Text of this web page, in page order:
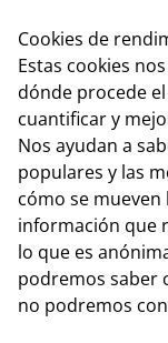
Cookies de
Estas cookies
dónde procede
cuantificar y
Nos ayudan a
populares y las
cómo se
información que
lo que es
podremos saber
no podremos